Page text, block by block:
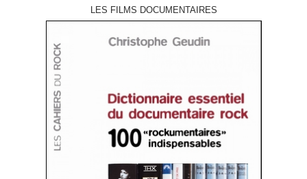
LES FILMS DOCUMENTAIRES